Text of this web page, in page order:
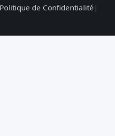
Politique de Confidentialité |